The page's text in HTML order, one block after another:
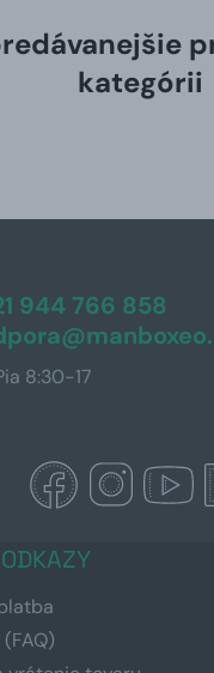
kategórii
944 766 858
8:30-17